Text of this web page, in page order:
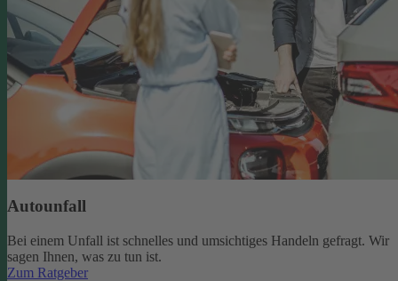
Autounfall
Bei einem Unfall ist schnelles und umsichtiges Handeln gefragt. Wir
sagen Ihnen, was zu tun ist.
Zum Ratgeber